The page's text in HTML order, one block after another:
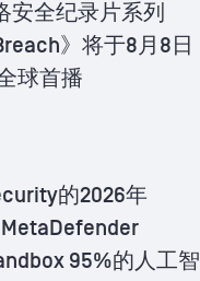
安全纪录片系列
》将于8月8日
球首播
的2026年
95%的人工智